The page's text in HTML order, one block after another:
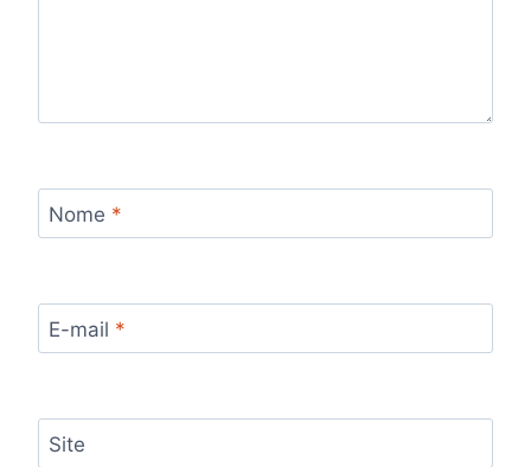
Nome *
E-mail *
Site